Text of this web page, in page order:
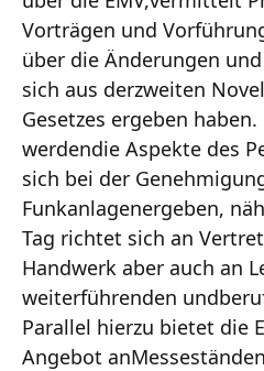
Vorträgen und
über die Änderungen
sich aus derzweiten
Gesetzes ergeben
werdendie Aspekte des
sich bei der
Funkanlagenergeben,
Tag richtet sich an
Handwerk aber auch an
weiterführenden
Parallel hierzu bietet die
Angebot